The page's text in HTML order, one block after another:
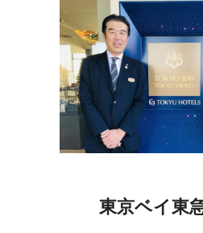
東京ベイ東